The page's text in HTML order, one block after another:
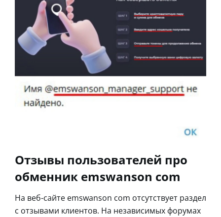
Отзывы пользователей про
обменник emswanson com
На веб-сайте emswanson com отсутствует раздел
с отзывами клиентов. На независимых форумах